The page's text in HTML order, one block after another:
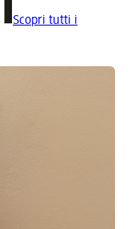
Scopri tutti i